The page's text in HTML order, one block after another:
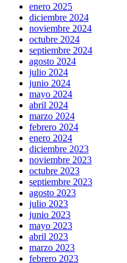
enero 2025
diciembre 2024
noviembre 2024
octubre 2024
septiembre 2024
agosto 2024
julio 2024
junio 2024
mayo 2024
abril 2024
marzo 2024
febrero 2024
enero 2024
diciembre 2023
noviembre 2023
octubre 2023
septiembre 2023
agosto 2023
julio 2023
junio 2023
mayo 2023
abril 2023
marzo 2023
febrero 2023